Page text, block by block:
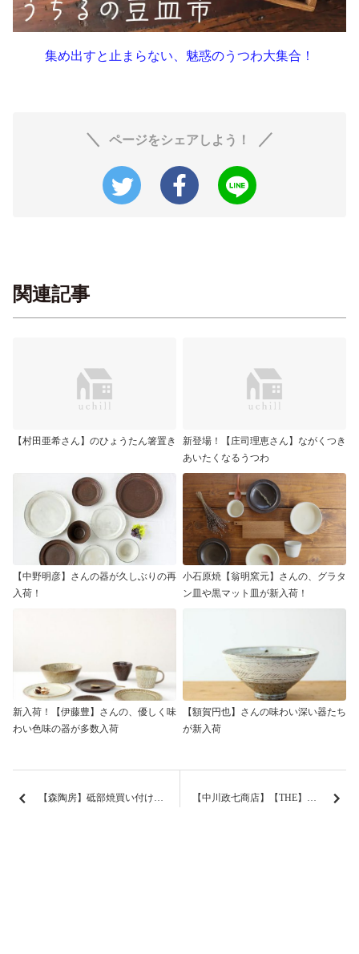
集め出すと止まらない、魅惑のうつわ大集合！
ページをシェアしよう！
関連記事
【村田亜希さん】のひょうたん箸置き
新登場！【庄司理恵さん】ながくつき
あいたくなるうつわ
【中野明彦】さんの器が久しぶりの再
入荷！
小石原焼【翁明窯元】さんの、グラタ
ン皿や黒マット皿が新入荷！
新入荷！【伊藤豊】さんの、優しく味
わい色味の器が多数入荷
【額賀円也】さんの味わい深い器たち
が新入荷